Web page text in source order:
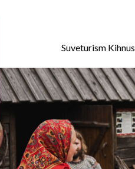
Suveturism Kihnus